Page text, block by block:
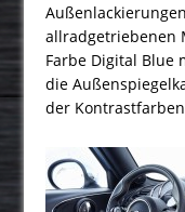
allradgetriebenen
Farbe Digital Blue
die
der